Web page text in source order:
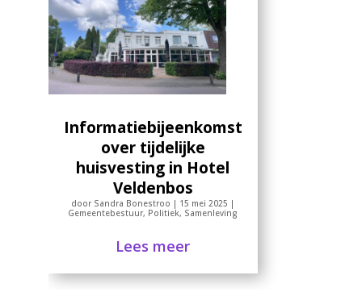
Informatiebijeenkomst
over tijdelijke
huisvesting in Hotel
Veldenbos
door Sandra Bonestroo | 15 mei 2025 |
Gemeentebestuur, Politiek, Samenleving
Lees meer